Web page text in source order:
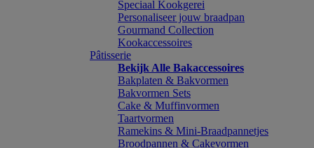
Speciaal Kookgerei
Personaliseer jouw braadpan
Gourmand Collection
Kookaccessoires
Pâtisserie
Bekijk Alle Bakaccessoires
Bakplaten & Bakvormen
Bakvormen Sets
Cake & Muffinvormen
Taartvormen
Ramekins & Mini-Braadpannetjes
Broodpannen & Cakevormen